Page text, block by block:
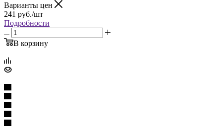
Варианты цен
241 руб./шт
Подробности
В корзину